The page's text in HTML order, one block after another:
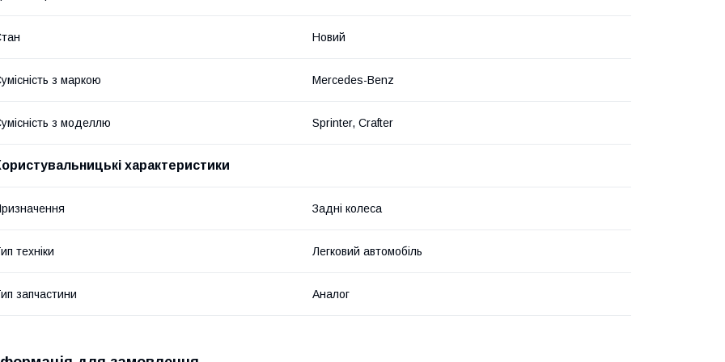
Новий
з маркою Mercedes-Benz
з моделлю Sprinter, Crafter
характеристики
Задні колеса
техніки Легковий автомобіль
запчастини Аналог